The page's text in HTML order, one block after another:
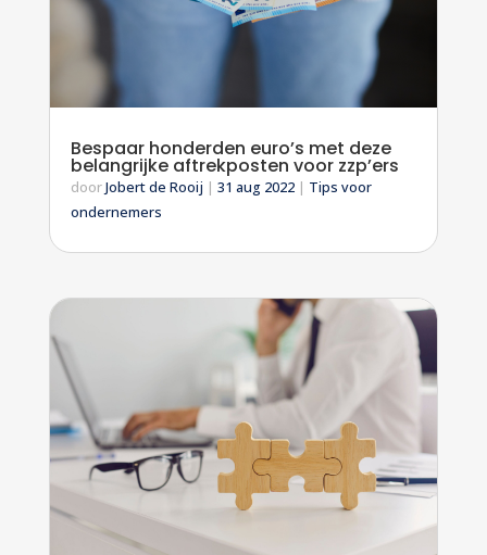
Bespaar honderden euro’s met deze
belangrijke aftrekposten voor zzp’ers
doorJobert de Rooij | 31 aug 2022| Tips voor
ondernemers